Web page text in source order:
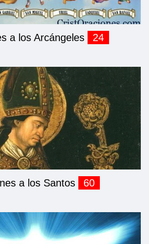
a los Arcángeles 24
a los Santos 60